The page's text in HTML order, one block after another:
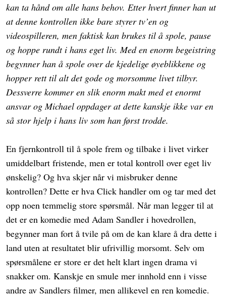
kan ta hånd om alle hans behov. Etter hvert finner han ut
at denne kontrollen ikke bare styrer tv’en og
videospilleren, men faktisk kan brukes til å spole, pause
og hoppe rundt i hans eget liv. Med en enorm begeistring
begynner han å spole over de kjedelige øyeblikkene og
hopper rett til alt det gode og morsomme livet tilbyr.
Dessverre kommer en slik enorm makt med et enormt
ansvar og Michael oppdager at dette kanskje ikke var en
så stor hjelp i hans liv som han først trodde.
En fjernkontroll til å spole frem og tilbake i livet virker
umiddelbart fristende, men er total kontroll over eget liv
ønskelig? Og hva skjer når vi misbruker denne
kontrollen? Dette er hva Click handler om og tar med det
opp noen temmelig store spørsmål. Når man legger til at
det er en komedie med Adam Sandler i hovedrollen,
begynner man fort å tvile på om de kan klare å dra dette i
land uten at resultatet blir ufrivillig morsomt. Selv om
spørsmålene er store er det helt klart ingen drama vi
snakker om. Kanskje en smule mer innhold enn i visse
andre av Sandlers filmer, men allikevel en ren komedie.